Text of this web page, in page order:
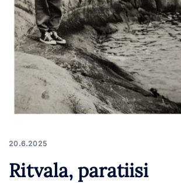
20.6.2025
Ritvala, paratiisi